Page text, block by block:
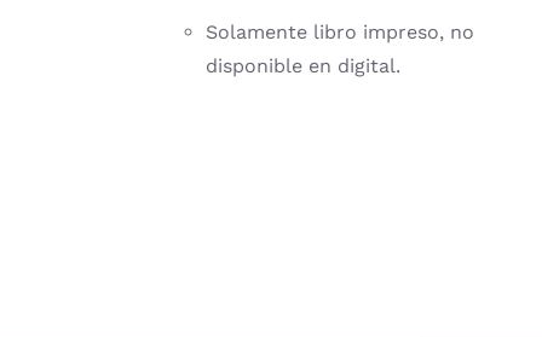
Solamente libro impreso, no
disponible en digital.